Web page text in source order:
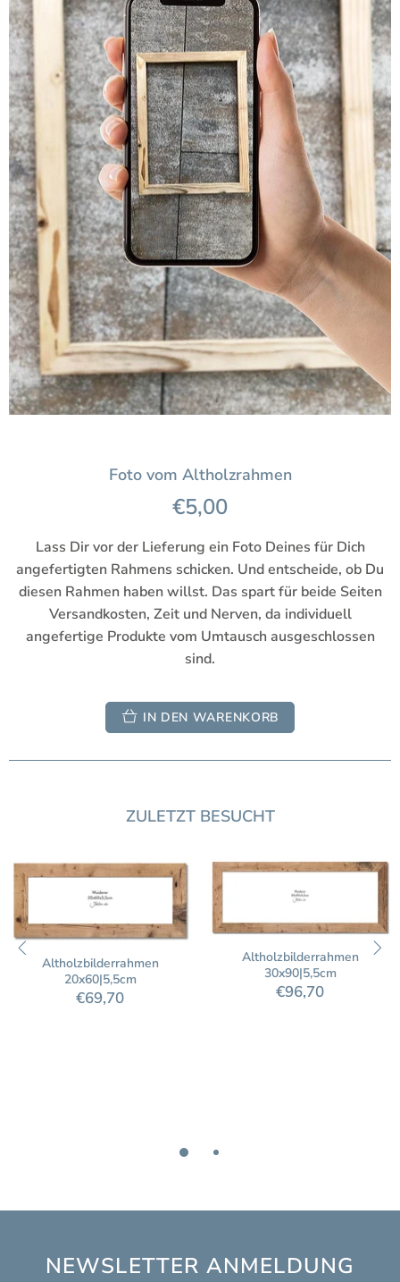
Foto vom Altholzrahmen
€5,00
Lass Dir vor der Lieferung ein Foto Deines für Dich
angefertigten Rahmens schicken. Und entscheide, ob Du
diesen Rahmen haben willst. Das spart für beide Seiten
Versandkosten, Zeit und Nerven, da individuell
angefertige Produkte vom Umtausch ausgeschlossen
sind.
IN DEN WARENKORB
ZULETZT BESUCHT
Altholzbilderrahmen
20x60|5,5cm
€69,70
Altholzbilderrahmen
30x90|5,5cm
€96,70
NEWSLETTER ANMELDUNG